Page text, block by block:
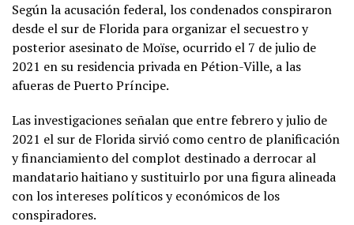
Según la acusación federal, los condenados conspiraron
desde el sur de Florida para organizar el secuestro y
posterior asesinato de Moïse, ocurrido el 7 de julio de
2021 en su residencia privada en Pétion-Ville, a las
afueras de Puerto Príncipe.
Las investigaciones señalan que entre febrero y julio de
2021 el sur de Florida sirvió como centro de planificación
y financiamiento del complot destinado a derrocar al
mandatario haitiano y sustituirlo por una figura alineada
con los intereses políticos y económicos de los
conspiradores.